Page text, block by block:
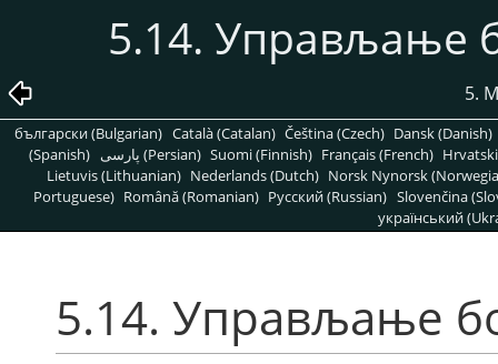
5.14. Управљање
5.
български (Bulgarian) Català (Catalan) Čeština (Czech) Dansk (Danish)
(Spanish)
پارسی (Persian) Suomi (Finnish) Français (French)
Lietuvis (Lithuanian) Nederlands (Dutch) Norsk Nynorsk
Portuguese) Română (Romanian) Pусский (Russian) Slovenčina
український
5.14. Управљање